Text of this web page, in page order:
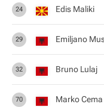
24 Edis Maliki
29 Emiljano
32 Bruno Lulaj
70 Marko Cema